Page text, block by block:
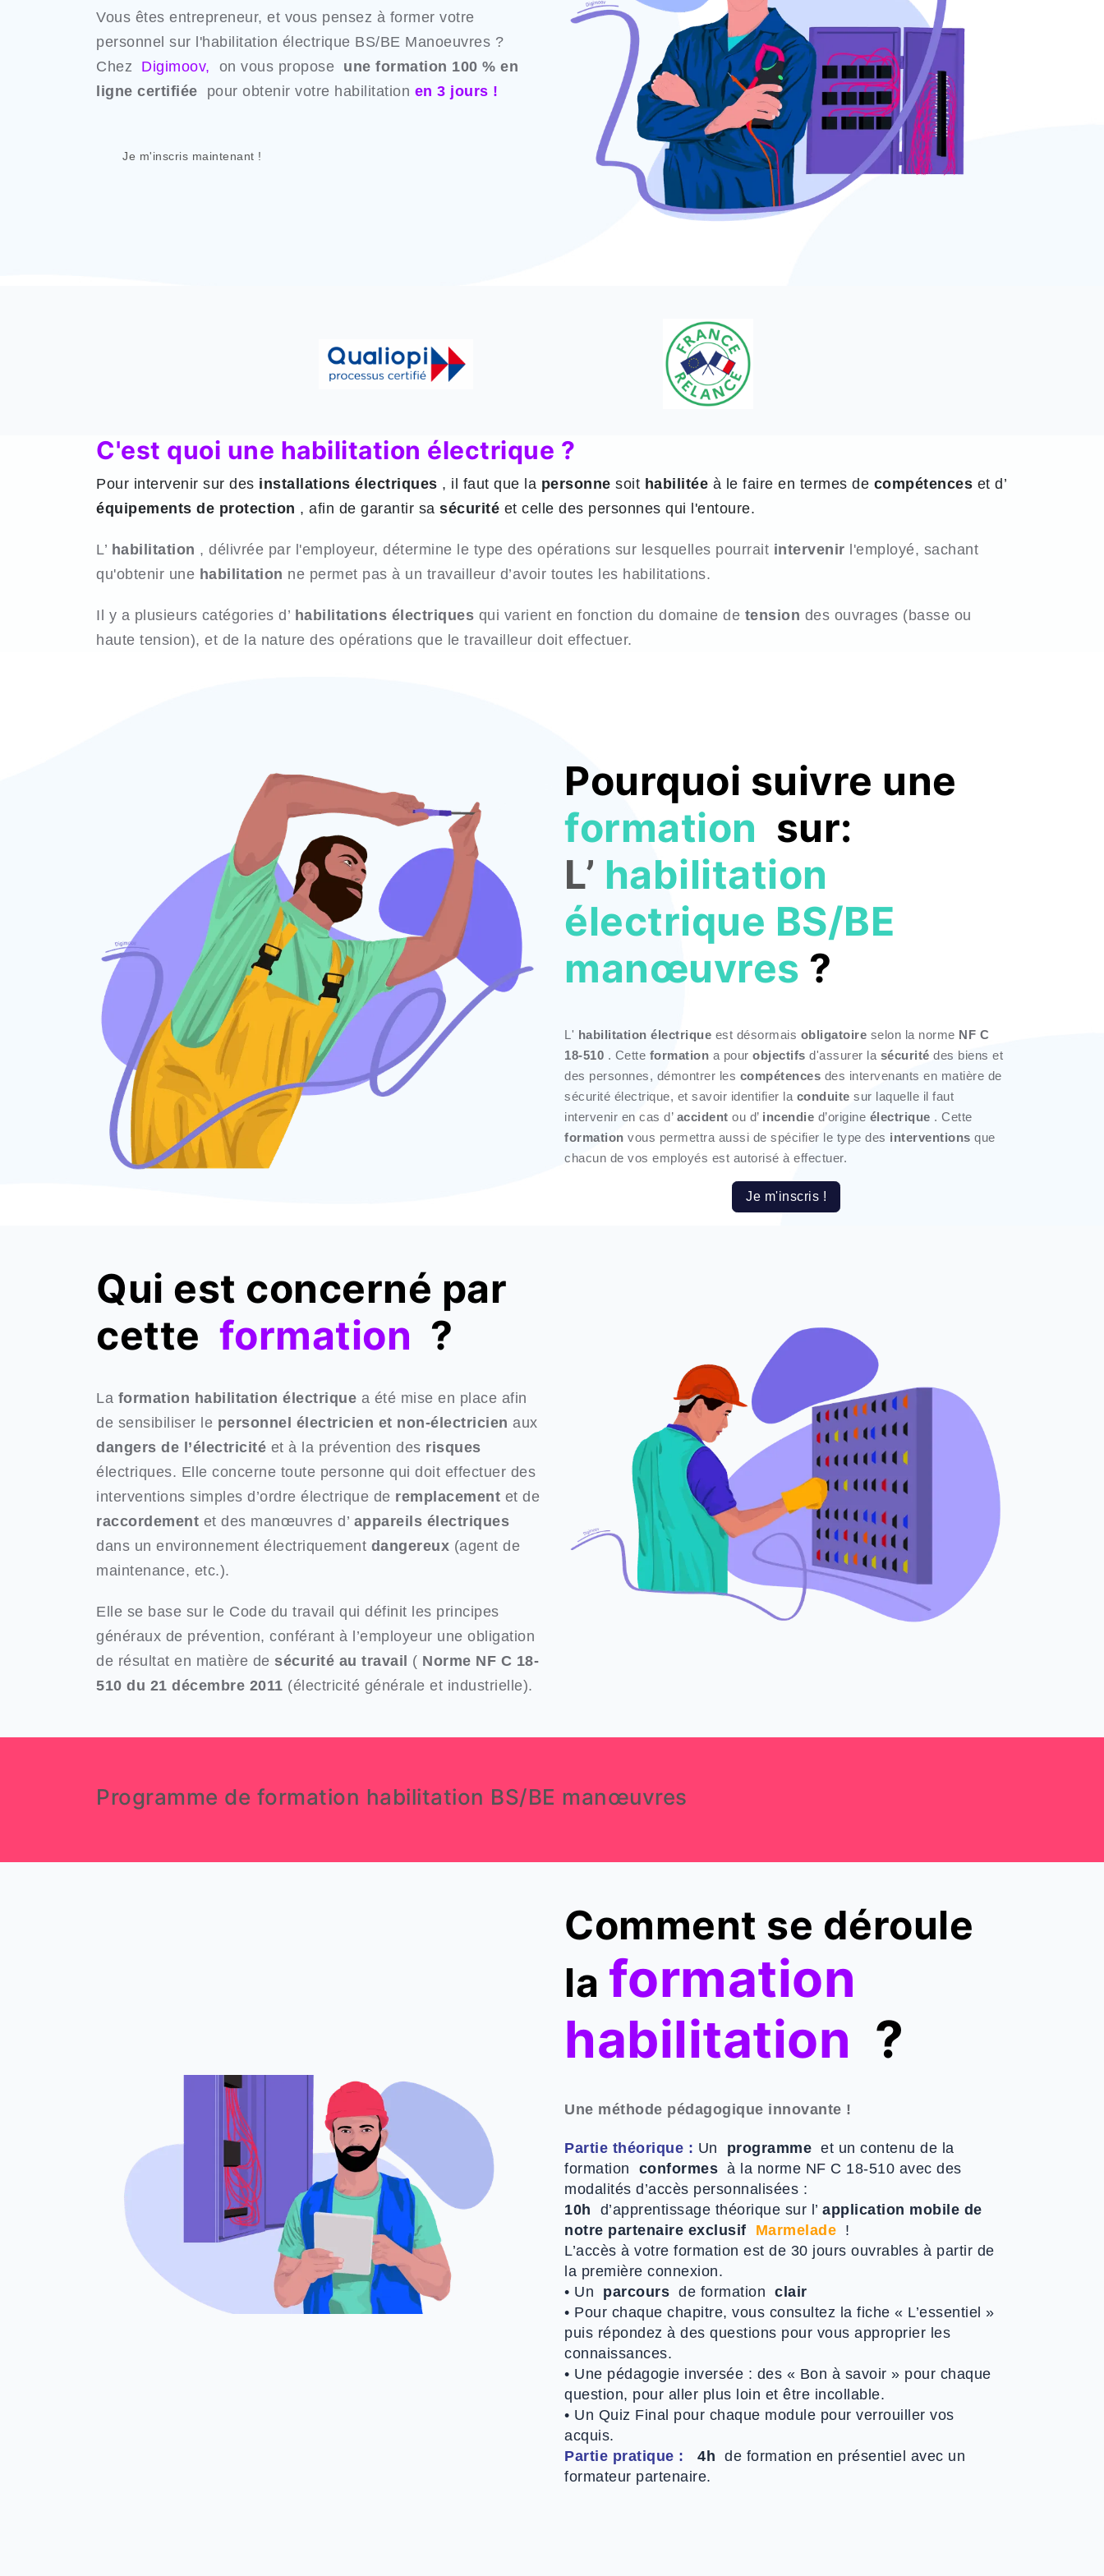
Vous êtes entrepreneur, et vous pensez à former votre
personnel sur l'habilitation électrique BS/BE Manoeuvres ?
Chez Digimoov, on vous propose une formation 100 % en
ligne certifiée pour obtenir votre habilitation en 3 jours !
Je m'inscris maintenant !
C'est quoi une habilitation électrique ?
Pour intervenir sur des installations électriques , il faut que la personne soit habilitée à le faire en termes de compétences et d’
équipements de protection , afin de garantir sa sécurité et celle des personnes qui l'entoure.
L’ habilitation , délivrée par l'employeur, détermine le type des opérations sur lesquelles pourrait intervenir l'employé, sachant
qu'obtenir une habilitation ne permet pas à un travailleur d’avoir toutes les habilitations.
Il y a plusieurs catégories d’ habilitations électriques qui varient en fonction du domaine de tension des ouvrages (basse ou
haute tension), et de la nature des opérations que le travailleur doit effectuer.
Pourquoi suivre une
formation sur:
L’ habilitation
électrique BS/BE
manœuvres ?
L' habilitation électrique est désormais obligatoire selon la norme NF C
18-510 . Cette formation a pour objectifs d'assurer la sécurité des biens et
des personnes, démontrer les compétences des intervenants en matière de
sécurité électrique, et savoir identifier la conduite sur laquelle il faut
intervenir en cas d’ accident ou d’ incendie d’origine électrique . Cette
formation vous permettra aussi de spécifier le type des interventions que
chacun de vos employés est autorisé à effectuer.
Je m'inscris !
Qui est concerné par
cette formation ?
La formation habilitation électrique a été mise en place afin
de sensibiliser le personnel électricien et non-électricien aux
dangers de l’électricité et à la prévention des risques
électriques. Elle concerne toute personne qui doit effectuer des
interventions simples d’ordre électrique de remplacement et de
raccordement et des manœuvres d’ appareils électriques
dans un environnement électriquement dangereux (agent de
maintenance, etc.).
Elle se base sur le Code du travail qui définit les principes
généraux de prévention, conférant à l’employeur une obligation
de résultat en matière de sécurité au travail ( Norme NF C 18-
510 du 21 décembre 2011 (électricité générale et industrielle).
Programme de formation habilitation BS/BE manœuvres
Comment se déroule
la formation
habilitation ?
Une méthode pédagogique innovante !
Partie théorique : Un programme et un contenu de la
formation conformes à la norme NF C 18-510 avec des
modalités d’accès personnalisées :
10h d’apprentissage théorique sur l’ application mobile de
notre partenaire exclusif Marmelade !
L’accès à votre formation est de 30 jours ouvrables à partir de
la première connexion.
• Un parcours de formation clair
• Pour chaque chapitre, vous consultez la fiche « L’essentiel »
puis répondez à des questions pour vous approprier les
connaissances.
• Une pédagogie inversée : des « Bon à savoir » pour chaque
question, pour aller plus loin et être incollable.
• Un Quiz Final pour chaque module pour verrouiller vos
acquis.
Partie pratique :
4h de formation en présentiel avec un
formateur partenaire.